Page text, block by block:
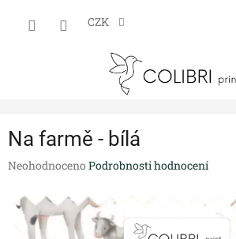
CZK
Na farmě - bílá
Průměrné
produktu
je
Neohodnoceno Podrobnosti hodnocení